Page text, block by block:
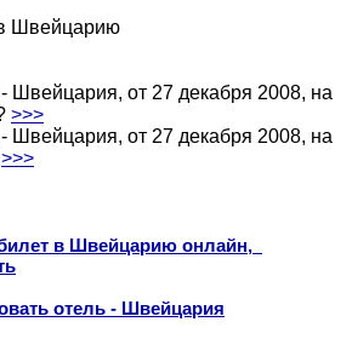
Швейцарию
Швейцария, от 27 декабря 2008, на
>>>
Швейцария, от 27 декабря 2008, на
>>>
в Швейцарию онлайн,
отель - Швейцария